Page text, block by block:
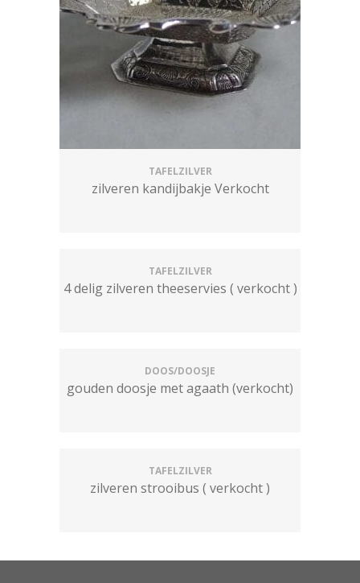
TAFELZILVER
zilveren kandijbakje Verkocht
TAFELZILVER
4 delig zilveren theeservies ( verkocht )
DOOS/DOOSJE
gouden doosje met agaath (verkocht)
TAFELZILVER
zilveren strooibus ( verkocht )